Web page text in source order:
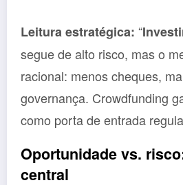
Leitura estratégica: “
segue de alto risco, mas o
racional: menos cheques,
governança. Crowdfunding
como porta de entrada
Oportunidade vs.
central